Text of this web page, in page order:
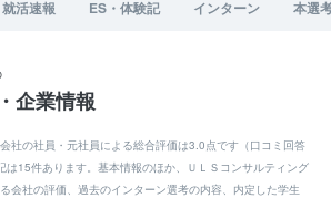
就活速報 ES・体験記 インターン 本選
企業情報
社の社員・元社員による総合評価は3.0点です（口コミ回答
は15件あります。基本情報のほか、ＵＬＳコンサルティング
会社の評価、過去のインターン選考の内容、内定した学生